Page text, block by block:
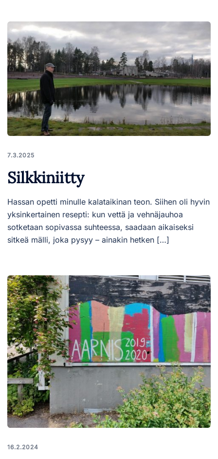
7.3.2025
Silkkiniitty
Hassan opetti minulle kalataikinan teon. Siihen oli hyvin
yksinkertainen resepti: kun vettä ja vehnäjauhoa
sotketaan sopivassa suhteessa, saadaan aikaiseksi
sitkeä mälli, joka pysyy – ainakin hetken […]
16.2.2024